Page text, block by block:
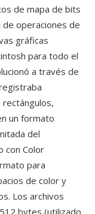
de mapa de bits
operaciones de
gráficas
para todo el
a través de
rectángulos,
un formato
del
con Color
para
de color y
Los archivos
bytes (utilizado